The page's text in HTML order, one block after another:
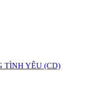
TÌNH YÊU (CD)